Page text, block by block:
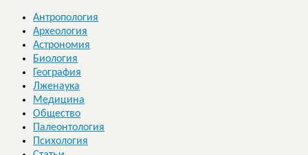
Антропология
Археология
Астрономия
Биология
География
Лженаука
Медицина
Общество
Палеонтология
Психология